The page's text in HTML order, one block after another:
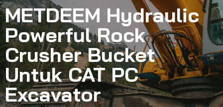
METDEEM Hydraulic
Powerful Rock
Crusher Bucket
Untuk CAT PC
Excavator